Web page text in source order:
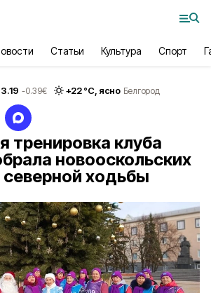
Статьи Культура Спорт
-0.39€ +22°С, ясно Белгород
тренировка клуба
новооскольских
ходьбы